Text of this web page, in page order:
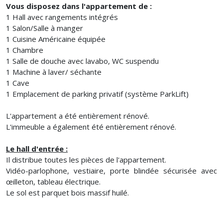
Vous disposez dans l'appartement de :
1 Hall avec rangements intégrés
1 Salon/Salle à manger
1 Cuisine Américaine équipée
1 Chambre
1 Salle de douche avec lavabo, WC suspendu
1 Machine à laver/ séchante
1 Cave
1 Emplacement de parking privatif (système ParkLift)
L'appartement a été entièrement rénové.
L'immeuble a également été entièrement rénové.
Le hall d'entrée :
Il distribue toutes les pièces de l'appartement.
Vidéo-parlophone, vestiaire, porte blindée sécurisée avec
œilleton, tableau électrique.
Le sol est parquet bois massif huilé.